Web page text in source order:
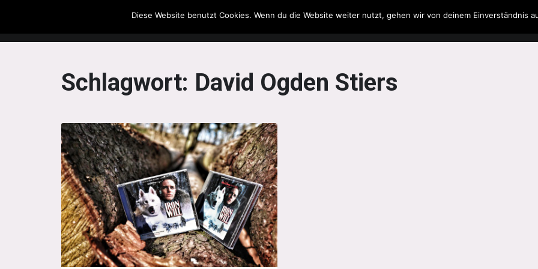
The Howling Men Filme & Serien Musik Spielzeug Literatur
Schlagwort: David Ogden Stiers
Diese Website benutzt Cookies. Wenn du die Website weiter nutzt, gehen wir von deinem Einverständnis